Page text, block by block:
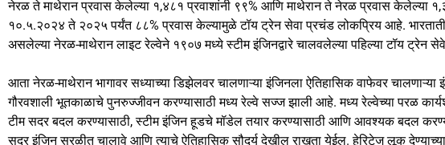
k
नेरळ ते माथेरान प्रवास केलेल्या १,४८१ प्रवाशांनी ९९% आणि माथेरान ते नेरळ प्रवास केलेल्या
१०.५.२०२४ ते २०२५ पर्यंत ८८% प्रवास केल्यामुळे टॉय ट्रेन सेवा प्रचंड लोकप्रिय आहे.
असलेल्या नेरळ-माथेरान लाइट रेल्वेने १९०७ मध्ये स्टीम इंजिनद्वारे चालवलेल्या पहिल्या टॉय ट्रेन
आता नेरळ-माथेरान भागावर सध्याच्या डिझेलवर चालणाऱ्या इंजिनला ऐतिहासिक वाफेवर
गौरवशाली भूतकाळाचे पुनरुज्जीवन करण्यासाठी मध्य रेल्वे सज्ज झाली आहे. मध्य रेल्वेच्या परळ
टीम सदर बदल करण्यासाठी, स्टीम इंजिन हूडचे मॉडेल तयार करण्यासाठी आणि आवश्यक बदल
सदर इंजिन सुरळीत चालावे आणि त्याचे ऐतिहासिक सौदर्य देखील राखता येईल. हेरिटेज लूक